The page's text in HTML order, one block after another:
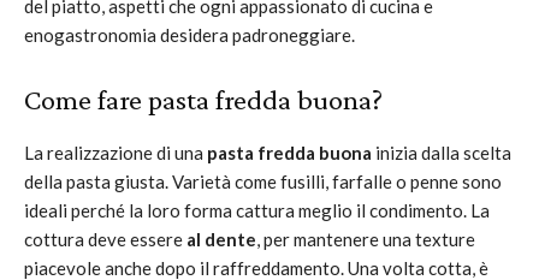
del piatto, aspetti che ogni appassionato di cucina e
enogastronomia desidera padroneggiare.
Come fare pasta fredda buona?
La realizzazione di una pasta fredda buona inizia dalla scelta
della pasta giusta. Varietà come fusilli, farfalle o penne sono
ideali perché la loro forma cattura meglio il condimento. La
cottura deve essere al dente, per mantenere una texture
piacevole anche dopo il raffreddamento. Una volta cotta, è